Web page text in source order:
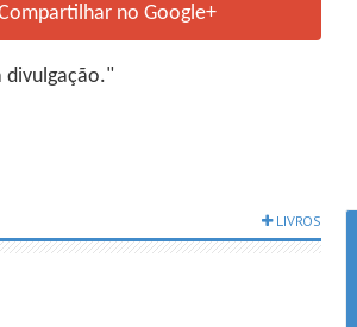
no Google+
divulgação."
LIVROS